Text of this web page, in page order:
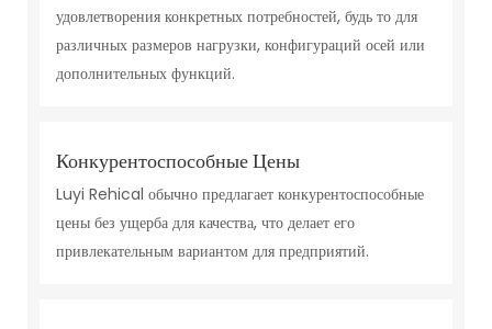
удовлетворения конкретных потребностей, будь то для
различных размеров нагрузки, конфигураций осей или
дополнительных функций.
Конкурентоспособные Цены
Luyi Rehical обычно предлагает конкурентоспособные
цены без ущерба для качества, что делает его
привлекательным вариантом для предприятий.